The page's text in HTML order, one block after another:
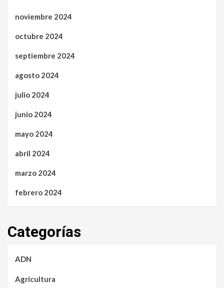
noviembre 2024
octubre 2024
septiembre 2024
agosto 2024
julio 2024
junio 2024
mayo 2024
abril 2024
marzo 2024
febrero 2024
Categorías
ADN
Agricultura